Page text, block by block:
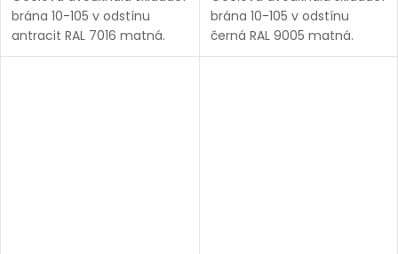
brána 10-105 v odstínu
antracit RAL 7016 matná.
Bezúdržbová ocel (žárový
brána 10-105 v odstínu
černá RAL 9005 matná.
Bezúdržbová ocel (žárový